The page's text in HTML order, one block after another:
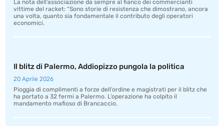
La nota dell’associazione da sempre al fianco dei commercianti
vittime del racket: “Sono storie di resistenza che dimostrano, ancora
una volta, quanto sia fondamentale il contributo degli operatori
economici.
Il blitz di Palermo, Addiopizzo pungola la politica
20 Aprile 2026
Pioggia di complimenti a forze dell’ordine e magistrati per il blitz che
ha portato a 32 fermi a Palermo. L’operazione ha colpito il
mandamento mafioso di Brancaccio.